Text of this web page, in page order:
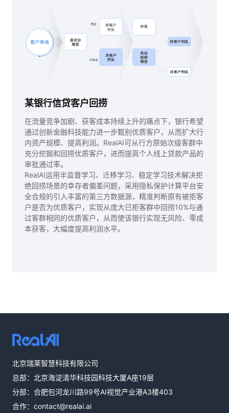
某银行信贷客户回捞
在流量竞争加剧、获客成本持续上升的痛点下，银行希望
通过创新金融科技能力进一步甄别优质客户，从而扩大行
内资产规模、提高利润。RealAI可从行方原始次级客群中
充分挖掘和回捞优质客户，进而提高个人线上贷款产品的
审批通过率。
RealAI运用半监督学习、迁移学习、稳定学习技术解决拒
绝回捞场景的幸存者偏差问题，采用隐私保护计算平台安
全合规的引入丰富的第三方数据源，精准判断原有被拒客
户是否为优质客户，实现从庞大已拒客群中回捞10%与通
过客群相同的优质客户，从而使该银行实现无风险、零成
本获客，大幅度提高利润水平。
北京瑞莱智慧科技有限公司
总部：北京海淀清华科技园科技大厦A座19层
分部：合肥包河龙川路99号AI视觉产业港A3楼403
合作： contact@realai.ai
邮件咨询
contact@realai.ai